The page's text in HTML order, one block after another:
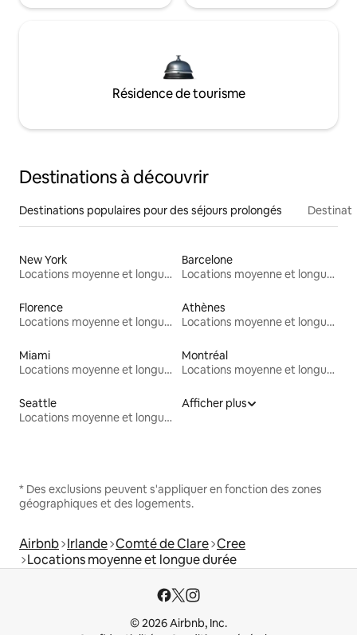
Résidence de tourisme
Destinations à découvrir
Destinations populaires pour des séjours prolongés
New York
Locations moyenne et longue durée
Barcelone
Locations moyenne et longue durée
Florence
Locations moyenne et longue durée
Athènes
Locations moyenne et longue durée
Miami
Locations moyenne et longue durée
Montréal
Locations moyenne et longue durée
Seattle
Locations moyenne et longue durée
Afficher plus
* Des exclusions peuvent s'appliquer en fonction des zones
géographiques et des logements.
Airbnb Irlande Comté de Clare Cree
Locations moyenne et longue durée
© 2026 Airbnb, Inc.